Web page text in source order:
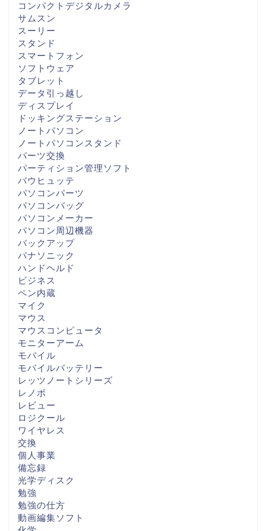
コンパクトデジタルカメラ
サムスン
スーリー
スタンド
スマートフォン
ソフトウェア
タブレット
データ引っ越し
ディスプレイ
ドッキングステーション
ノートパソコン
ノートパソコンスタンド
パーツ交換
パーティション管理ソフト
バウヒュッテ
パソコンパーツ
パソコンバッグ
パソコンメーカー
パソコン周辺機器
バックアップ
パナソニック
ハンドヘルド
ビジネス
ペン内蔵
マイク
マウス
マウスコンピュータ
モニターアーム
モバイル
モバイルバッテリー
レッツノートシリーズ
レノボ
レビュー
ロジクール
ワイヤレス
交換
個人事業
備忘録
光学ディスク
勉強
勉強の仕方
動画編集ソフト